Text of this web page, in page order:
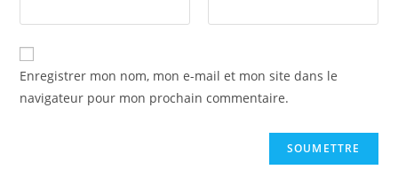
Enregistrer mon nom, mon e-mail et mon site dans le
navigateur pour mon prochain commentaire.